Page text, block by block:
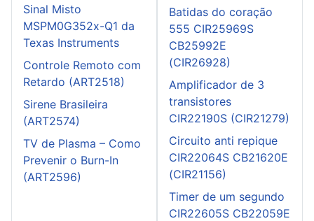
Sinal Misto
MSPM0G352x-Q1 da
Texas Instruments
Controle Remoto com
Retardo (ART2518)
Sirene Brasileira
(ART2574)
TV de Plasma – Como
Prevenir o Burn-In
(ART2596)
Batidas do coração
555 CIR25969S
CB25992E
(CIR26928)
Amplificador de 3
transistores
CIR22190S (CIR21279)
Circuito anti repique
CIR22064S CB21620E
(CIR21156)
Timer de um segundo
CIR22605S CB22059E